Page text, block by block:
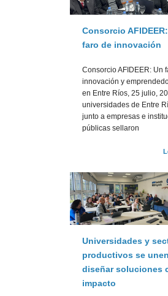
Consorcio
faro de innovación
Consorcio AFIDEER: Un
innovación y
en Entre Ríos, 25 julio,
universidades de Entre
junto a empresas e
públicas sellaron
Universidades y
productivos se
diseñar soluciones
impacto